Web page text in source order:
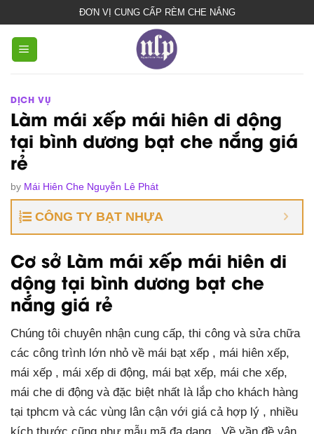
che
nắng
mưa
ĐƠN VỊ CUNG CẤP RÈM CHE NẮNG
DỊCH VỤ
Làm mái xếp mái hiên di dộng
tại bình dương bạt che nắng giá
rẻ
by Mái Hiên Che Nguyễn Lê Phát
CÔNG TY BẠT NHỰA
Cơ sở Làm mái xếp mái hiên di
dộng tại bình dương bạt che
nắng giá rẻ
Chúng tôi chuyên nhận cung cấp, thi công và sửa chữa
các công trình lớn nhỏ về mái bạt xếp , mái hiên xếp,
mái xếp , mái xếp di động, mái bạt xếp, mái che xếp,
mái che di động và đặc biệt nhất là lắp cho khách hàng
tại tphcm và các vùng lân cận với giá cả hợp lý , nhiều
kích thước cũng như mẫu mã đa dạng . Về vần đề vận